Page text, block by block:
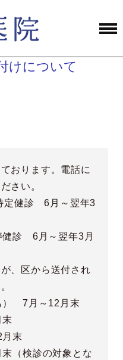
けについて
おります。電話に
さい。
定健診 6月～翌年3
健診 6月～翌年3月
、区から送付され
） 7月～12月末
末
（検診の対象とな